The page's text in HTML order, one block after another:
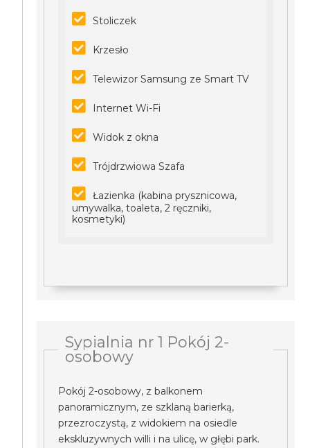
Stoliczek
Krzesło
Telewizor Samsung ze Smart TV
Internet Wi-Fi
Widok z okna
Trójdrzwiowa Szafa
Łazienka (kabina prysznicowa,
umywalka, toaleta, 2 ręczniki,
kosmetyki)
Sypialnia nr 1 Pokój 2-
osobowy
Pokój 2-osobowy, z balkonem
panoramicznym, ze szklaną barierką,
przezroczystą, z widokiem na osiedle
ekskluzywnych willi i na ulicę, w głębi park.